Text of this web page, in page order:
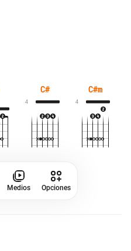
C#
4
C#m
4
Medios Opciones